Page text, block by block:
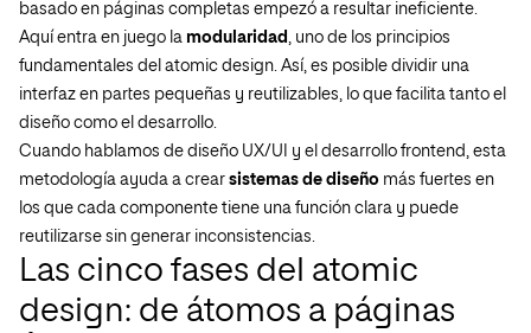
basado en páginas completas empezó a resultar ineficiente.
Aquí entra en juego la modularidad, uno de los principios
fundamentales del atomic design. Así, es posible dividir una
interfaz en partes pequeñas y reutilizables, lo que facilita tanto el
diseño como el desarrollo.
Cuando hablamos de diseño UX/UI y el desarrollo frontend, esta
metodología ayuda a crear sistemas de diseño más fuertes en
los que cada componente tiene una función clara y puede
reutilizarse sin generar inconsistencias.
Las cinco fases del atomic
design: de átomos a páginas